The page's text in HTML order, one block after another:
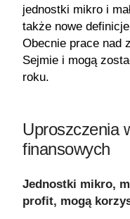
jednostki mikro i
także nowe
Obecnie prace nad
Sejmie i mogą
roku.
Uproszczenia
finansowych
Jednostki mikro,
profit, mogą